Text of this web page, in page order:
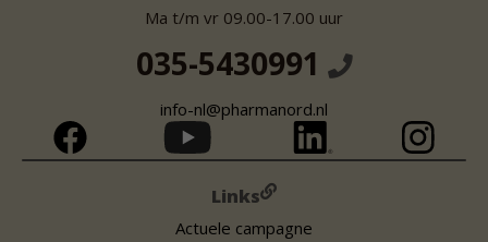
Ma t/m vr 09.00-17.00 uur
035-5430991
info-nl@pharmanord.nl
Links
Actuele campagne